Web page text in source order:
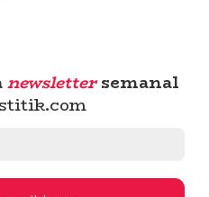
newslettersemanal